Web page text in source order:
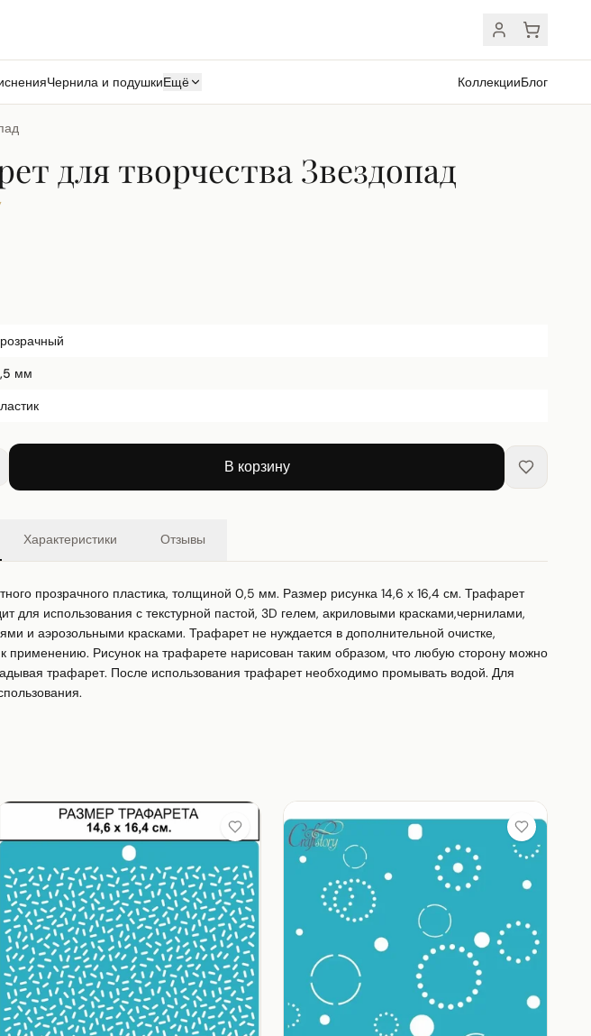
Чернила и подушкиЕщё КоллекцииБлог
для творчества Звездопад
мм
В корзину
Характеристики Отзывы
прозрачного пластика, толщиной 0,5 мм. Размер рисунка 14,6 х 16,4 см. Трафарет
для использования с текстурной пастой, 3D гелем, акриловыми красками,чернилами,
и аэрозольными красками. Трафарет не нуждается в дополнительной очистке,
к применению. Рисунок на трафарете нарисован таким образом, что любую сторону можно
трафарет. После использования трафарет необходимо промывать водой. Для